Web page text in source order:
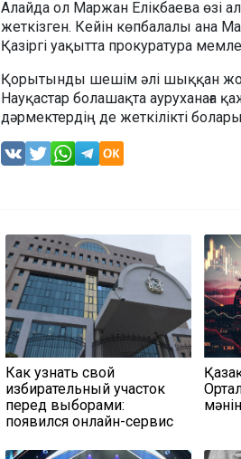
Алайда ол Маржан Елікбаева өзі
жеткізген. Кейін көпбалалы ана
Қазіргі уақытта прокуратура
Қорытынды шешім әлі шыққан жоқ,
Науқастар болашақта ауруханаға
дәрмектердің де жеткілікті
Как узнать свой
избирательный участок
перед выборами:
появился онлайн-сервис